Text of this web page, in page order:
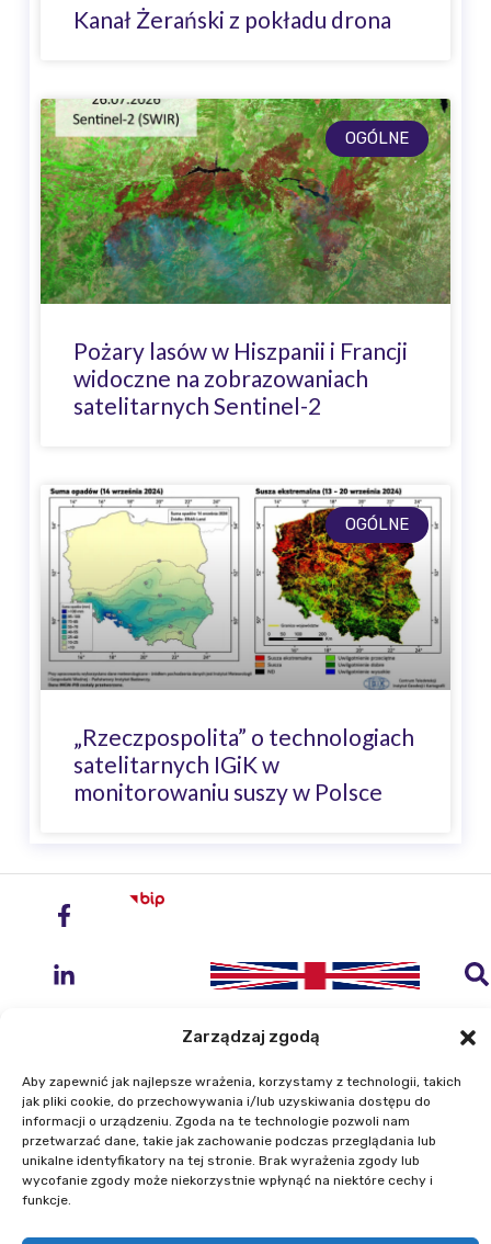
Zarządzaj zgodą
Aby zapewnić jak najlepsze wrażenia, korzystamy z technologii, takich
jak pliki cookie, do przechowywania i/lub uzyskiwania dostępu do
informacji o urządzeniu. Zgoda na te technologie pozwoli nam
przetwarzać dane, takie jak zachowanie podczas przeglądania lub
unikalne identyfikatory na tej stronie. Brak wyrażenia zgody lub
wycofanie zgody może niekorzystnie wpłynąć na niektóre cechy i
funkcje.
Kanał Żerański z pokładu drona
OGÓLNE
Pożary lasów w Hiszpanii i Francji
widoczne na zobrazowaniach
satelitarnych Sentinel-2
OGÓLNE
„Rzeczpospolita” o technologiach
satelitarnych IGiK w
monitorowaniu suszy w Polsce
Instytut Geodezji i Kartografii
ul. Zygmunta Modzelewskiego 27
02-679 Warszawa
Telefon: +48 22 329 19 00